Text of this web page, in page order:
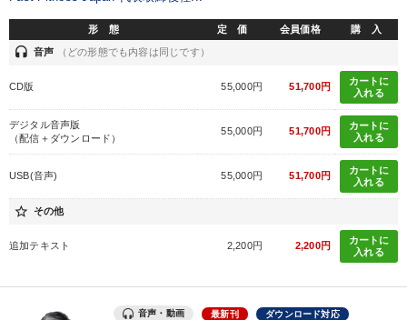
形 態 定 価 会員価格 購 入
headset 音声 （どの形態でも内容は同じです）
CD版 55,000円 51,700円
カートに
入れる
デジタル音声版
（配信＋ダウンロード）
55,000円 51,700円
カートに
入れる
USB(音声) 55,000円 51,700円
カートに
入れる
star_border その他
追加テキスト 2,200円 2,200円
カートに
入れる
音声・動画 最新刊 ダウンロード対応